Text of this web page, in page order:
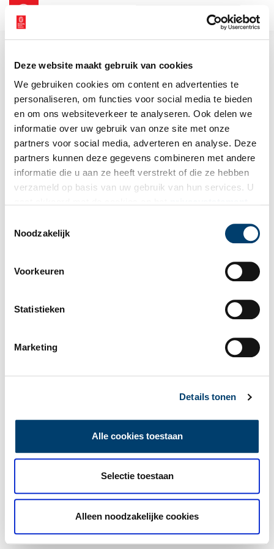
Deze website maakt gebruik van cookies
We gebruiken cookies om content en advertenties te
personaliseren, om functies voor social media te bieden
en om ons websiteverkeer te analyseren. Ook delen we
informatie over uw gebruik van onze site met onze
partners voor social media, adverteren en analyse. Deze
partners kunnen deze gegevens combineren met andere
informatie die u aan ze heeft verstrekt of die ze hebben
verzameld op basis van uw gebruik van hun services. U
Noodzakelijk
Voorkeuren
Statistieken
Marketing
Details tonen
Alle cookies toestaan
Selectie toestaan
Alleen noodzakelijke cookies